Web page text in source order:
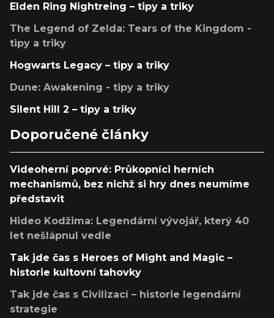
Elden Ring Nightreing – tipy a triky
The Legend of Zelda: Tears of the Kingdom -
tipy a triky
Hogwarts Legacy – tipy a triky
Dune: Awakening - tipy a triky
Silent Hill 2 – tipy a triky
Doporučené články
Videoherní poprvé: Průkopníci herních
mechanismů, bez nichž si hry dnes neumíme
představit
Hideo Kodžima: Legendární vývojář, který 40
let nešlápnul vedle
Tak jde čas s Heroes of Might and Magic –
historie kultovní tahovky
Tak jde čas s Civilizací – historie legendární
strategie